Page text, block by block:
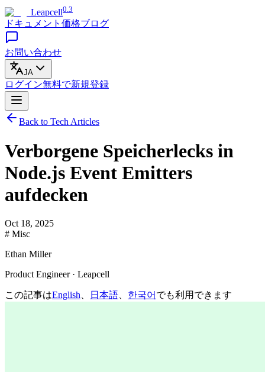
Leapcell0.3
ドキュメント 価格ブログ
お問い合わせ
JA
ログイン無料で新規登録
Back to Tech Articles
Verborgene Speicherlecks in
Node.js Event Emitters
aufdecken
Oct 18, 2025
# Misc
Ethan Miller
Product Engineer · Leapcell
この記事はEnglish 日本語 한국어 でも利用できます